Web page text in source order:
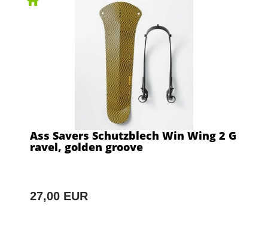
Ass Savers Schutzblech Win Wing 2 G
ravel, golden groove
27,00 EUR